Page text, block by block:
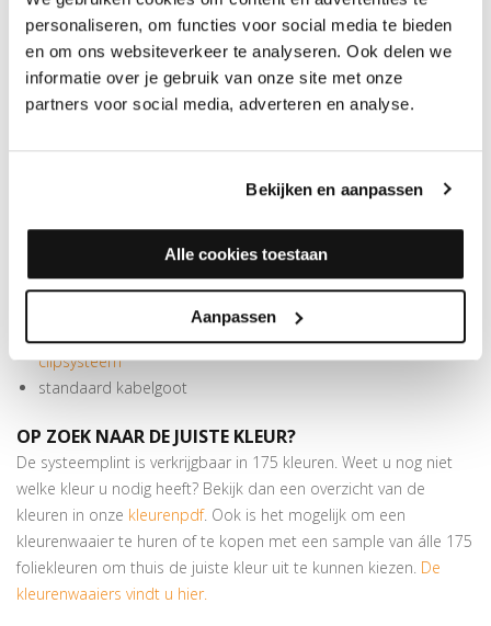
personaliseren, om functies voor social media te bieden
en om ons websiteverkeer te analyseren. Ook delen we
informatie over je gebruik van onze site met onze
partners voor social media, adverteren en analyse.
Bekijken en aanpassen
Alle cookies toestaan
Aanpassen
MEER INFORMATIE RECHTE FOLIEPLINT 14X70MM
Deze strak vormgegeven plint meet 70x14 mm en is 240 cm
lang. Meer dan genoeg om de voor PVC- en laminaatvloeren
benodigde zwelruimte te overbruggen. Bij deze in meer dan 175
kleuren folie verkrijgbare plint horen handige blokjes. Deze zijn te
bevestigd met schroeven, lijm of een onzichtbaar clipsysteem.
RECHTE FOLIEPLINT 14X70MM
PEFC/FSC certificatie: FSC Mix 70%
Beschermt de muren tegen beschadigingen van stofzuigers
clipsysteem
standaard kabelgoot
OP ZOEK NAAR DE JUISTE KLEUR?
De systeemplint is verkrijgbaar in 175 kleuren. Weet u nog niet
welke kleur u nodig heeft? Bekijk dan een overzicht van de
kleuren in onze kleurenpdf. Ook is het mogelijk om een
kleurenwaaier te huren of te kopen met een sample van álle 175
foliekleuren om thuis de juiste kleur uit te kunnen kiezen. De
kleurenwaaiers vindt u hier.